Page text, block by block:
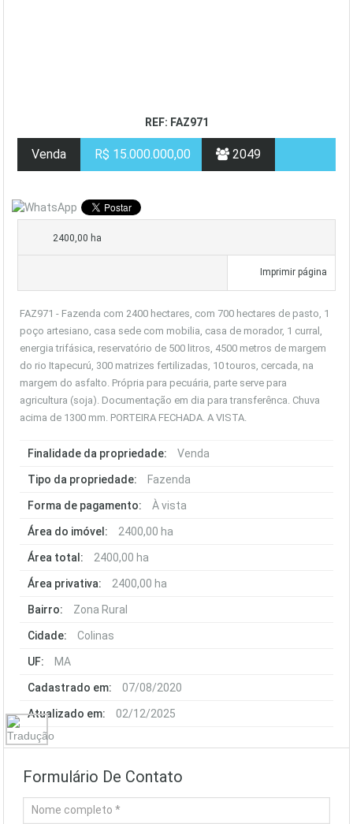
REF: FAZ971
Venda R$ 15.000.000,00 2049
2400,00 ha
Imprimir página
FAZ971 - Fazenda com 2400 hectares, com 700 hectares de pasto, 1
poço artesiano, casa sede com mobilia, casa de morador, 1 curral,
energia trifásica, reservatório de 500 litros, 4500 metros de margem
do rio Itapecurú, 300 matrizes fertilizadas, 10 touros, cercada, na
margem do asfalto. Própria para pecuária, parte serve para
agricultura (soja). Documentação em dia para transferênca. Chuva
acima de 1300 mm. PORTEIRA FECHADA. A VISTA.
Finalidade da propriedade: Venda
Tipo da propriedade: Fazenda
Forma de pagamento: À vista
Área do imóvel: 2400,00 ha
Área total: 2400,00 ha
Área privativa: 2400,00 ha
Bairro: Zona Rural
Cidade: Colinas
UF: MA
Cadastrado em: 07/08/2020
Atualizado em: 02/12/2025
Formulário De Contato